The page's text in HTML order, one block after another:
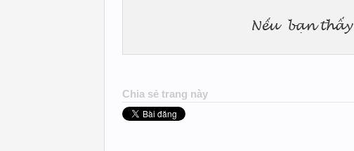
Chia sẻ trang này